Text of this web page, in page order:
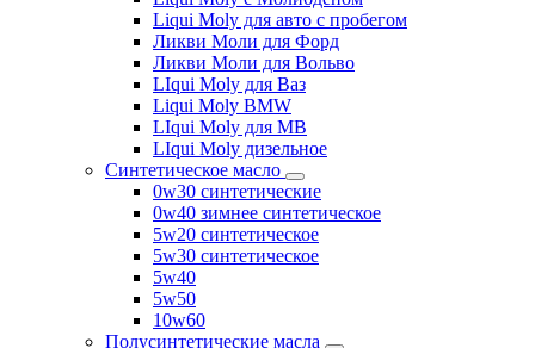
Liqui Moly для авто с пробегом
Ликви Моли для Форд
Ликви Моли для Вольво
LIqui Moly для Ваз
Liqui Moly BMW
LIqui Moly для MB
LIqui Moly дизельное
Синтетическое масло
0w30 синтетические
0w40 зимнее синтетическое
5w20 синтетическое
5w30 синтетическое
5w40
5w50
10w60
Полусинтетические масла